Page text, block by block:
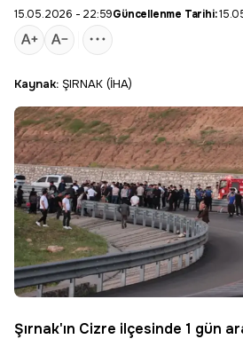
15.05.2026 - 22:59Güncellenme Tarihi:
Kaynak: ŞIRNAK (İHA)
Şırnak'ın Cizre ilçesinde 1 gün